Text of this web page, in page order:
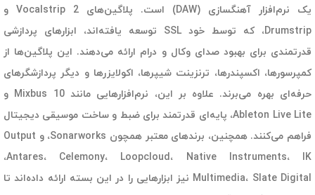
یک نرم‌افزار آهنگسازی (DAW) است. پلاگین‌های Vocalstrip 2 و
Drumstrip، که توسط خود SSL توسعه یافته‌اند، ابزارهای پردازشی
قدرتمندی برای بهبود صدای وکال و درام ارائه می‌دهند. این پلاگین‌ها از
کمپرسورها، اکسپندرها، ترنزینت شیپرها، اکولایزرها و دیگر پردازشگرهای
حرفه‌ای بهره می‌برند. علاوه بر این، نرم‌افزارهایی مانند Mixbus 10 و
Ableton Live Lite، پایه‌ای قدرتمند برای ضبط و ساخت موسیقی دیجیتال
فراهم می‌کنند. همچنین، برندهای معتبر همچون Sonarworks، و Output
،Antares، Celemony، Loopcloud، Native Instruments، IK
Multimedia، Slate Digital نیز ابزارهایی را در این بسته ارائه داده‌اند تا